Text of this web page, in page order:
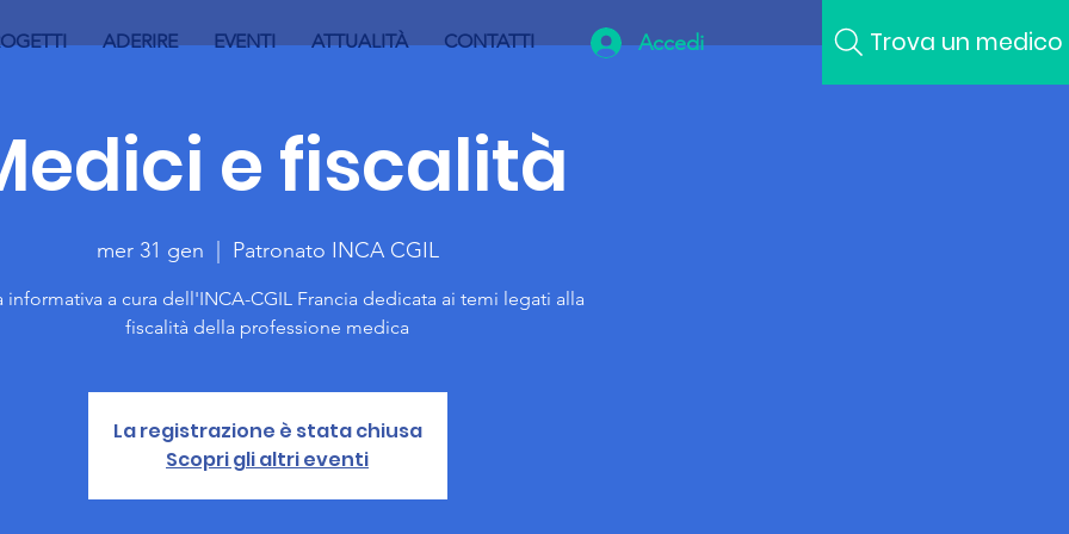
Trova un medico
ADERIRE EVENTI ATTUALITÀ CONTATTI Accedi
e fiscalità
mer 31 gen Patronato INCA CGIL
informativa a cura dell'INCA-CGIL Francia dedicata ai temi legati alla
fiscalità della professione medica
La registrazione è stata chiusa
Scopri gli altri eventi